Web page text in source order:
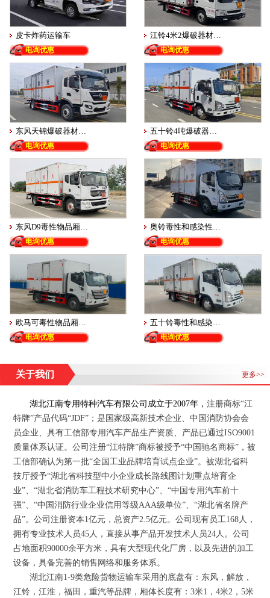
皮卡炸药运输车
电询优惠
江铃4米2爆破器材…
电询优惠
东风天锦爆破器材…
电询优惠
五十铃4吨爆破器…
电询优惠
东风D9毒性物品厢…
电询优惠
奥铃毒性和感染性…
电询优惠
欧马可毒性物品厢…
电询优惠
五十铃毒性和感染…
电询优惠
关于我们 更多>>
湖北江南专用特种汽车有限公司 成立于2007年 ，注册商标“江
特牌”产品代码“JDF”；是国家级高新技术企业、中国消防协会会
员企业、具有工信部专用汽车产品生产资质、产品已通过ISO9001
质量体系认证。公司注册“江特牌”商标被授予“中国驰名商标”，被
工信部确认为第一批“全国工业品牌培育试点企业”。被湖北省科
技厅授予“湖北省科技型中小企业成长路线图计划重点培育企
业”、“湖北省消防车工程技术研究中心”、“中国专用汽车前十
强”、“中国消防行业企业信用等级AAA级单位”、“湖北省名牌产
品”。公司注册资本1亿元，总资产2.5亿元。公司现有员工168人，
拥有专业技术人员45人，直接从事产品开发技术人员24人。公司
占地面积90000余平方米，具有大型现代化厂房，以及先进的加工
设备，具备完善的销售网络和服务体系。
湖北江南1-9类危险货物运输车采用的底盘有：东风，解放，
江铃，江淮，福田，重汽等品牌，厢体长度有：3米1 ，4米2 ，5米